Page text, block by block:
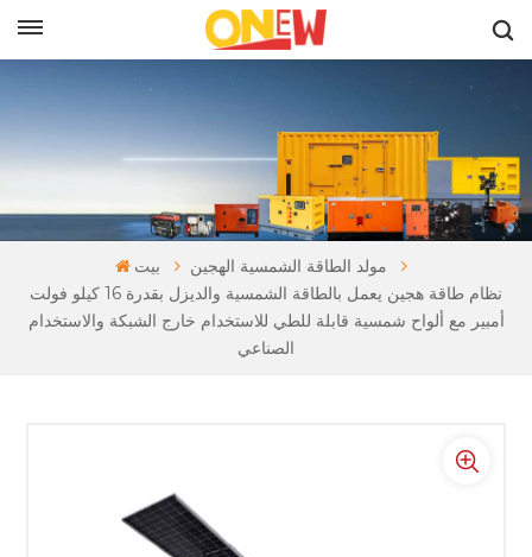
بيت
مولد الطاقة الشمسية الهجين
نظام طاقة هجين يعمل بالطاقة الشمسية والديزل بقدرة 16 كيلو فولت
أمبير مع ألواح شمسية قابلة للطي للاستخدام خارج الشبكة والاستخدام
الصناعي